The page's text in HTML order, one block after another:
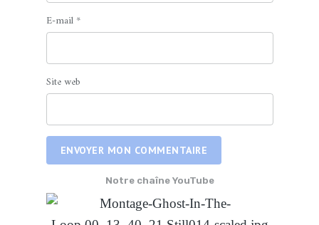
E-mail *
Site web
ENVOYER MON COMMENTAIRE
Notre chaîne YouTube